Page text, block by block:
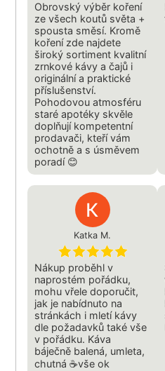
Obrovský výběr koření
ze všech koutů světa +
spousta směsí. Kromě
koření zde najdete
široký sortiment kvalitní
zrnkové kávy a čajů i
originální a praktické
příslušenství.
Pohodovou atmosféru
staré apotéky skvěle
doplňují kompetentní
prodavači, kteří vám
ochotně a s úsměvem
poradí 😊
Katka M.
Nákup proběhl v
naprostém pořádku,
mohu vřele doporučit,
jak je nabídnuto na
stránkách i mletí kávy
dle požadavků také vše
v pořádku. Káva
báječně balená, umleta,
chutná ☕vše ok